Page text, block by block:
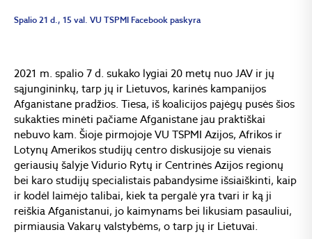
Spalio 21 d., 15 val. VU TSPMI Facebook paskyra
2021 m. spalio 7 d. sukako lygiai 20 metų nuo JAV ir jų
sąjungininkų, tarp jų ir Lietuvos, karinės kampanijos
Afganistane pradžios. Tiesa, iš koalicijos pajėgų pusės šios
sukakties minėti pačiame Afganistane jau praktiškai
nebuvo kam. Šioje pirmojoje VU TSPMI Azijos, Afrikos ir
Lotynų Amerikos studijų centro diskusijoje su vienais
geriausių šalyje Vidurio Rytų ir Centrinės Azijos regionų
bei karo studijų specialistais pabandysime išsiaiškinti, kaip
ir kodėl laimėjo talibai, kiek ta pergalė yra tvari ir ką ji
reiškia Afganistanui, jo kaimynams bei likusiam pasauliui,
pirmiausia Vakarų valstybėms, o tarp jų ir Lietuvai.